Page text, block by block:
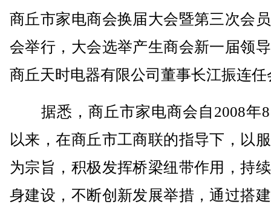
商丘市家电商会换届大会暨第三次会
会举行，大会选举产生商会新一届领
商丘天时电器有限公司董事长江振连任
据悉，商丘市家电商会自2008年8
以来，在商丘市工商联的指导下，以
为宗旨，积极发挥桥梁纽带作用，持
身建设，不断创新发展举措，通过搭